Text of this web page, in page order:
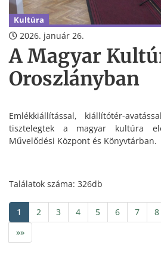
Kultúra
2026. január 26.
A Magyar
Oroszlányban
Emlékkiállítással, kiállítótér-
tisztelegtek a magyar kultúra
Művelődési Központ és Könyvtárban.
Találatok száma: 326db
1 2 3 4 5 6 7 8
»»